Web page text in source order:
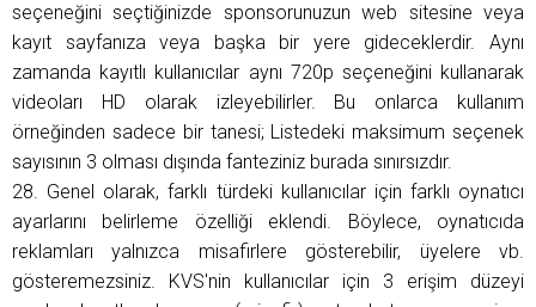
seçeneğini seçtiğinizde sponsorunuzun web sitesine veya
kayıt sayfanıza veya başka bir yere gideceklerdir. Aynı
zamanda kayıtlı kullanıcılar aynı 720p seçeneğini kullanarak
videoları HD olarak izleyebilirler. Bu onlarca kullanım
örneğinden sadece bir tanesi; Listedeki maksimum seçenek
sayısının 3 olması dışında fanteziniz burada sınırsızdır.
28. Genel olarak, farklı türdeki kullanıcılar için farklı oynatıcı
ayarlarını belirleme özelliği eklendi. Böylece, oynatıcıda
reklamları yalnızca misafirlere gösterebilir, üyelere vb.
gösteremezsiniz. KVS'nin kullanıcılar için 3 erişim düzeyi